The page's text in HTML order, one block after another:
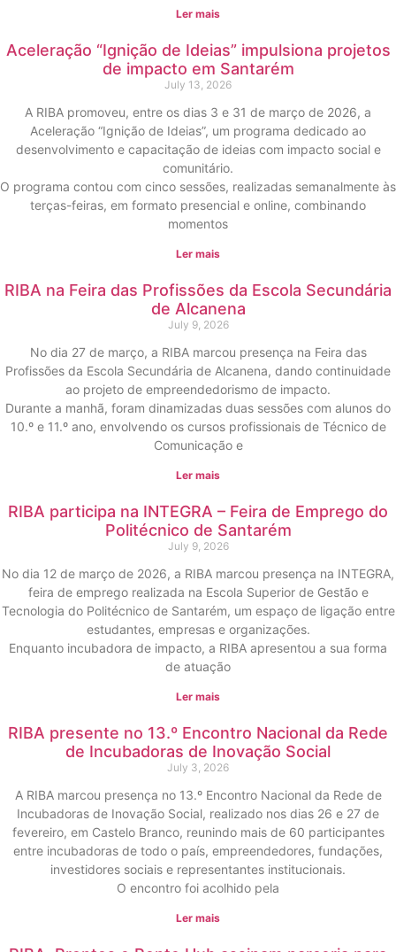
Ler mais
Aceleração “Ignição de Ideias” impulsiona projetos
de impacto em Santarém
July 13, 2026
A RIBA promoveu, entre os dias 3 e 31 de março de 2026, a
Aceleração “Ignição de Ideias”, um programa dedicado ao
desenvolvimento e capacitação de ideias com impacto social e
comunitário.
O programa contou com cinco sessões, realizadas semanalmente às
terças-feiras, em formato presencial e online, combinando
momentos
Ler mais
RIBA na Feira das Profissões da Escola Secundária
de Alcanena
July 9, 2026
No dia 27 de março, a RIBA marcou presença na Feira das
Profissões da Escola Secundária de Alcanena, dando continuidade
ao projeto de empreendedorismo de impacto.
Durante a manhã, foram dinamizadas duas sessões com alunos do
10.º e 11.º ano, envolvendo os cursos profissionais de Técnico de
Comunicação e
Ler mais
RIBA participa na INTEGRA – Feira de Emprego do
Politécnico de Santarém
July 9, 2026
No dia 12 de março de 2026, a RIBA marcou presença na INTEGRA,
feira de emprego realizada na Escola Superior de Gestão e
Tecnologia do Politécnico de Santarém, um espaço de ligação entre
estudantes, empresas e organizações.
Enquanto incubadora de impacto, a RIBA apresentou a sua forma
de atuação
Ler mais
RIBA presente no 13.º Encontro Nacional da Rede
de Incubadoras de Inovação Social
July 3, 2026
A RIBA marcou presença no 13.º Encontro Nacional da Rede de
Incubadoras de Inovação Social, realizado nos dias 26 e 27 de
fevereiro, em Castelo Branco, reunindo mais de 60 participantes
entre incubadoras de todo o país, empreendedores, fundações,
investidores sociais e representantes institucionais.
O encontro foi acolhido pela
Ler mais